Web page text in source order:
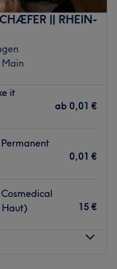
individuelle
natürliche
dich zurück und
Salons befindet sich
(Main)
Room und deine
und perfekt
Präzision
geht sie auf deine
ist es, deine natürliche
zu sorgen, dass du
|| RHEIN-
it
ab 0,01 €
Permanent
0,01 €
Cosmedical
Haut)
15 €